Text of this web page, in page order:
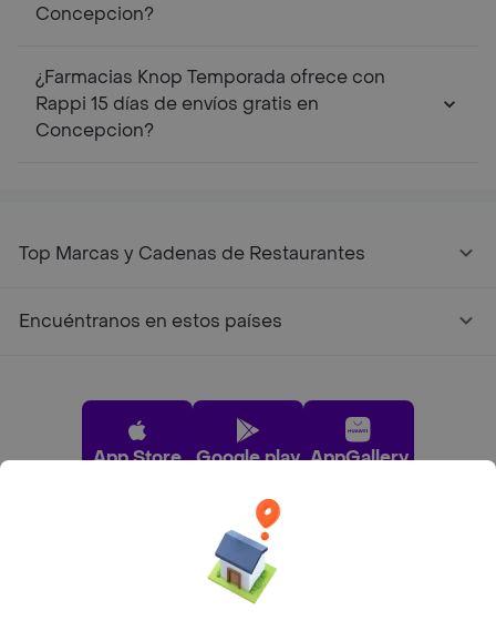
Concepcion?
¿Farmacias Knop Temporada ofrece con
Rappi 15 días de envíos gratis en
Concepcion?
Top Marcas y Cadenas de Restaurantes
Encuéntranos en estos países
App Store Google play AppGallery
Pide tu comida favorita cerca de ti